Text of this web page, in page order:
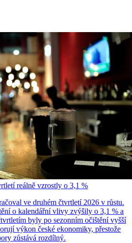
reálně vzrostly o 3,1 %
ve druhém čtvrtletí 2026 v růstu.
o kalendářní vlivy zvýšily o 3,1 % a
byly po sezonním očištění vyšší
výkon české ekonomiky, přestože
zůstává rozdílný.